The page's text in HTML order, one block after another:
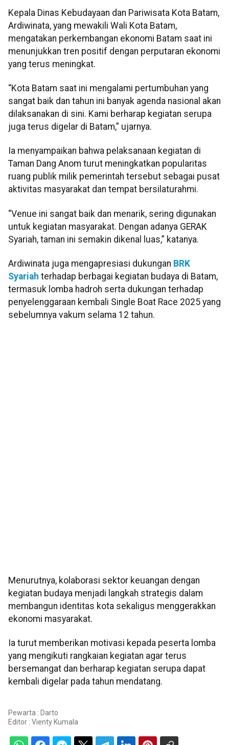
Kepala Dinas Kebudayaan dan Pariwisata Kota Batam,
Ardiwinata, yang mewakili Wali Kota Batam,
mengatakan perkembangan ekonomi Batam saat ini
menunjukkan tren positif dengan perputaran ekonomi
yang terus meningkat.
“Kota Batam saat ini mengalami pertumbuhan yang
sangat baik dan tahun ini banyak agenda nasional akan
dilaksanakan di sini. Kami berharap kegiatan serupa
juga terus digelar di Batam,” ujarnya.
Ia menyampaikan bahwa pelaksanaan kegiatan di
Taman Dang Anom turut meningkatkan popularitas
ruang publik milik pemerintah tersebut sebagai pusat
aktivitas masyarakat dan tempat bersilaturahmi.
“Venue ini sangat baik dan menarik, sering digunakan
untuk kegiatan masyarakat. Dengan adanya GERAK
Syariah, taman ini semakin dikenal luas,” katanya.
Ardiwinata juga mengapresiasi dukungan BRK
Syariah terhadap berbagai kegiatan budaya di Batam,
termasuk lomba hadroh serta dukungan terhadap
penyelenggaraan kembali Single Boat Race 2025 yang
sebelumnya vakum selama 12 tahun.
Menurutnya, kolaborasi sektor keuangan dengan
kegiatan budaya menjadi langkah strategis dalam
membangun identitas kota sekaligus menggerakkan
ekonomi masyarakat.
Ia turut memberikan motivasi kepada peserta lomba
yang mengikuti rangkaian kegiatan agar terus
bersemangat dan berharap kegiatan serupa dapat
kembali digelar pada tahun mendatang.
Pewarta : Darto
Editor : Vienty Kumala